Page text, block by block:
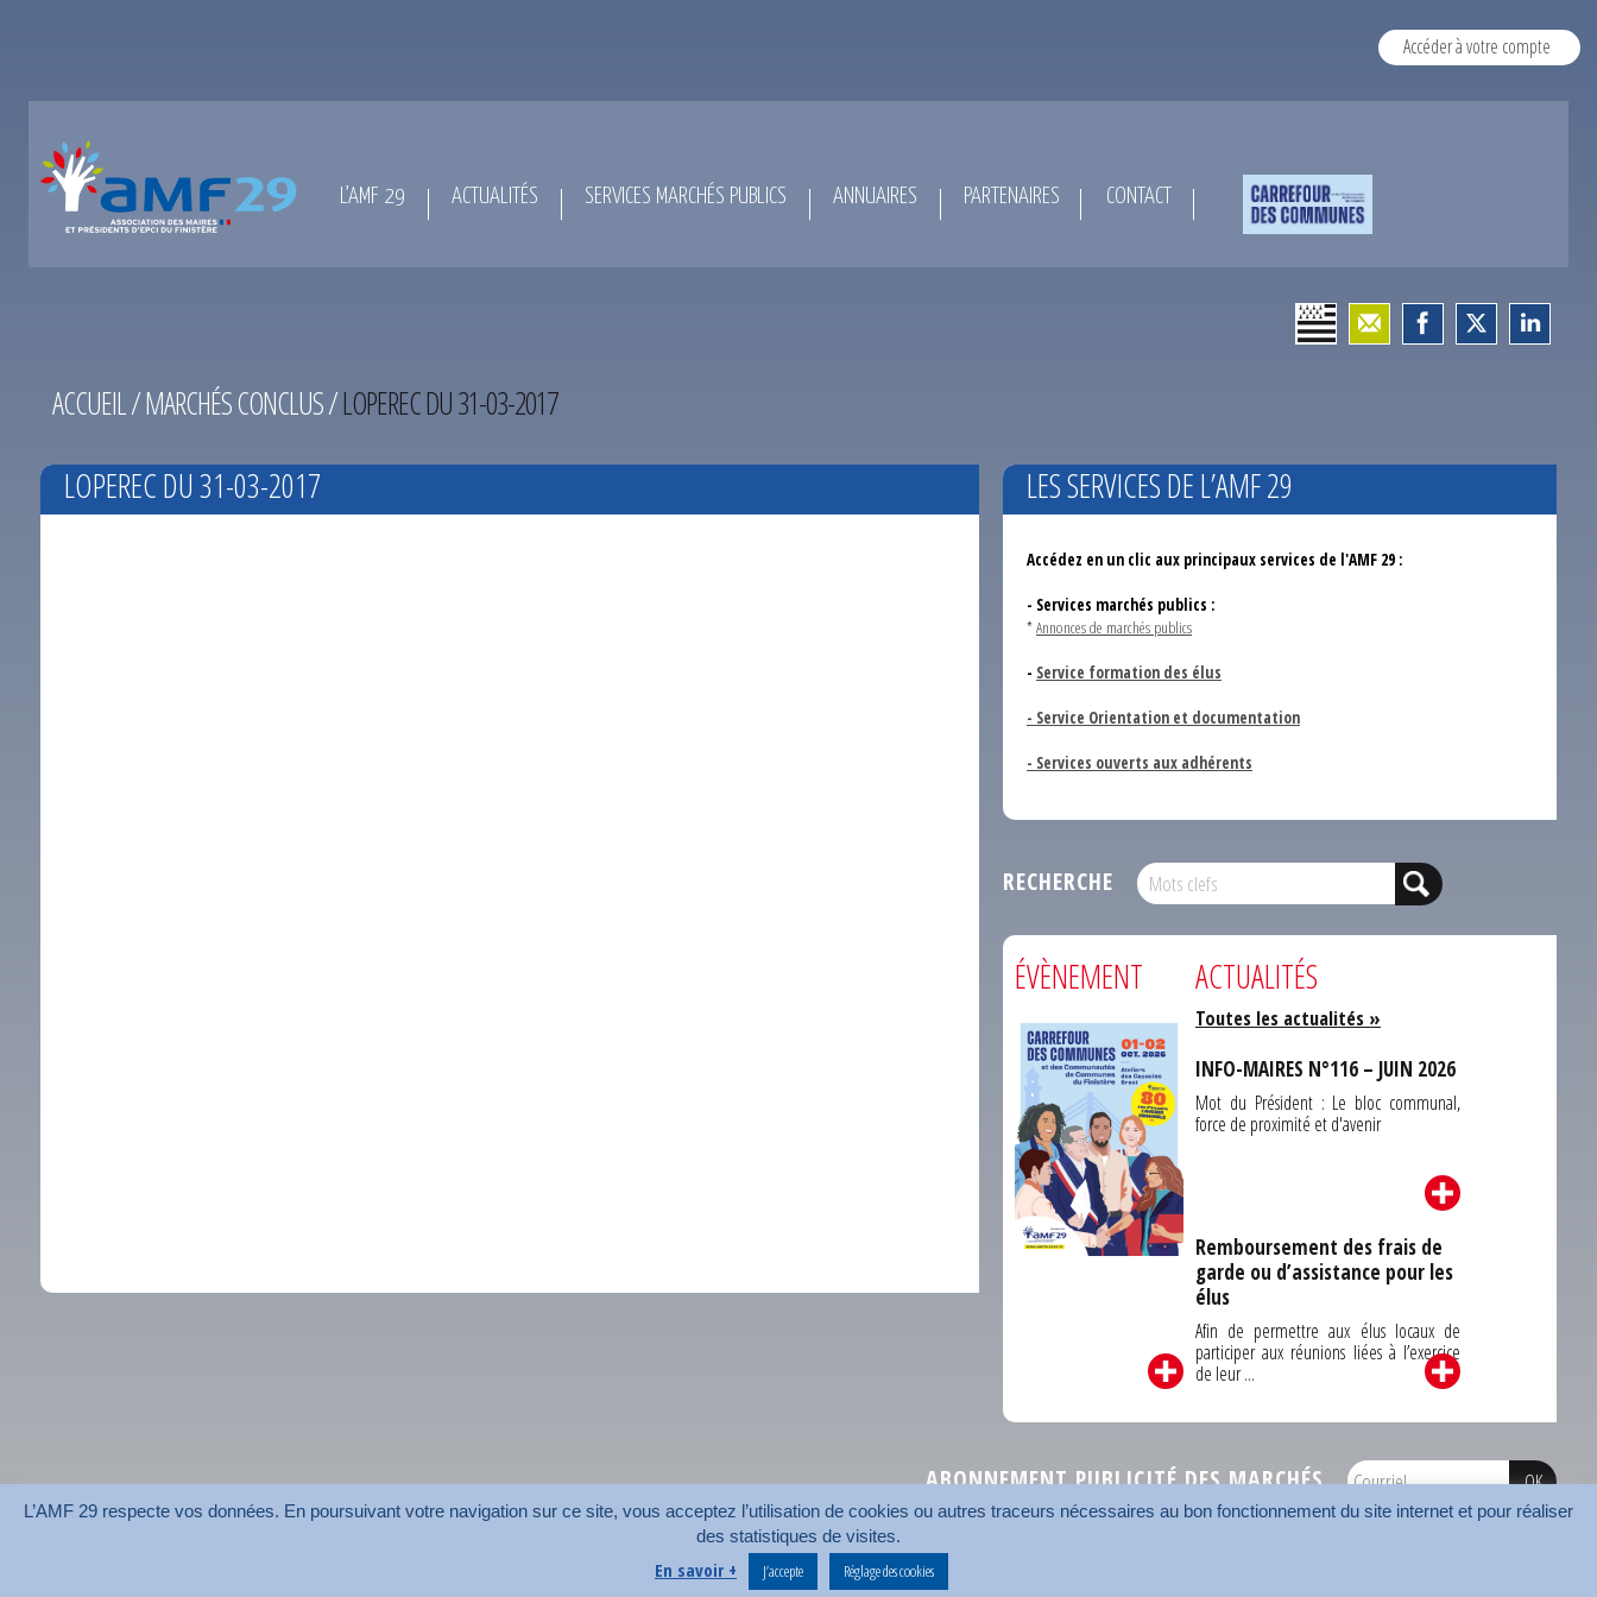
Accéder à votre compte
L’AMF 29 ACTUALITÉS SERVICES MARCHÉS PUBLICS ANNUAIRES PARTENAIRES CONTACT
ACCUEIL/MARCHÉS CONCLUS/LOPEREC DU 31-03-2017
LOPEREC DU 31-03-2017 LES SERVICES DE L’AMF 29
Accédez en un clic aux principaux services de l'AMF 29 :
- Services marchés publics :
*Annonces de marchés publics
- Service formation des élus
- Service Orientation et documentation
- Services ouverts aux adhérents
RECHERCHE
ÉVÈNEMENT ACTUALITÉS
Toutes les actualités »
INFO-MAIRES N°116 – JUIN 2026
Mot du Président : Le bloc communal,
force de proximité et d'avenir
Remboursement des frais de
garde ou d’assistance pour les
élus
Afin de permettre aux élus locaux de
participer aux réunions liées à l’exercice
de leur ...
ABONNEMENT PUBLICITÉ DES MARCHÉS
Plan du site
L’AMF 29 respecte vos données. En poursuivant votre navigation sur ce site, vous acceptez l’utilisation de cookies ou autres traceurs nécessaires au bon fonctionnement du site internet et pour réaliser
des statistiques de visites.
En savoir + J’accepte Réglage des cookies